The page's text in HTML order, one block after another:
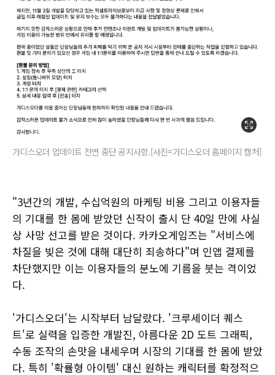
가디스오더 업데이트 전면 중단 공지사항.[사진=가디스오더 홈페이지 캡처]
"3년간의 개발, 수십억원의 마케팅 비용 그리고 이용자들
의 기대를 한 몸에 받았던 신작이 출시 단 40일 만에 사실
상 사망 선고를 받은 것이다. 카카오게임즈는 "서비스에
차질을 빚은 것에 대해 대단히 죄송하다"며 인앱 결제를
차단했지만 이는 이용자들의 분노에 기름을 붓는 격이었
다.
'가디스오더'는 시작부터 남달랐다. '크루세이더 퀘스
트'로 실력을 입증한 개발진, 아름다운 2D 도트 그래픽,
수동 조작의 손맛을 내세우며 시장의 기대를 한 몸에 받았
다. 특히 '확률형 아이템' 대신 원하는 캐릭터를 확정적으